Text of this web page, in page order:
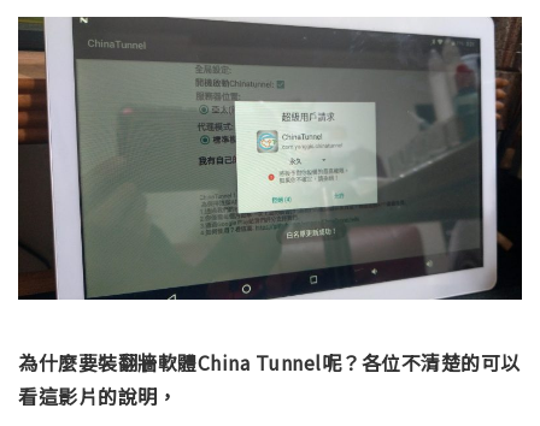
為什麼要裝翻牆軟體China Tunnel呢？各位不清楚的可以
看這影片的說明，